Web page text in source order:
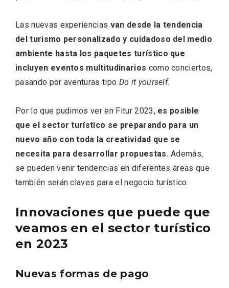
Las nuevas experiencias van desde la tendencia
del turismo personalizado y cuidadoso del medio
ambiente hasta los paquetes turístico que
incluyen eventos multitudinarios como conciertos,
pasando por aventuras tipo Do it yourself.
Por lo que pudimos ver en Fitur 2023, es posible
que el sector turístico se preparando para un
nuevo año con toda la creatividad que se
necesita para desarrollar propuestas. Además,
se pueden venir tendencias en diferentes áreas que
también serán claves para el negocio turístico.
Innovaciones que puede que
veamos en el sector turístico
en 2023
Nuevas formas de pago
El Espinar, un pueblo oculto de la Sierra
segoviana